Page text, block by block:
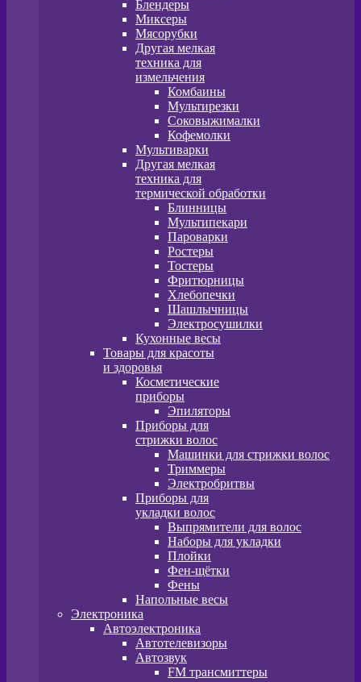
Блендеры
Миксеры
Мясорубки
Другая мелкая
техника для
измельчения
Комбаины
Мультирезки
Соковыжималки
Кофемолки
Мультиварки
Другая мелкая
техника для
термической обработки
Блинницы
Мультипекари
Пароварки
Ростеры
Тостеры
Фритюрницы
Хлебопечки
Шашлычницы
Электросушилки
Кухонные весы
Товары для красоты
и здоровья
Косметические
приборы
Эпиляторы
Приборы для
стрижки волос
Машинки для стрижки волос
Триммеры
Электробритвы
Приборы для
укладки волос
Выпрямители для волос
Наборы для укладки
Плойки
Фен-щётки
Фены
Напольные весы
Электроника
Автоэлектроника
Автотелевизоры
Автозвук
FM трансмиттеры